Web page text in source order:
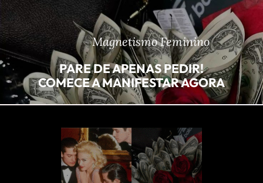
Magnetismo Feminino
PARE DE APENAS PEDIR!
COMECE A MANIFESTAR AGORA